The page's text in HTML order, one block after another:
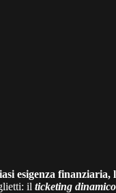
esigenza finanziaria,
il ticketing dinamico